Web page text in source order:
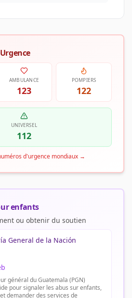
AMBULANCE
123
POMPIERS
122
UNIVERSEL
112
d'urgence mondiaux→
enfants
ou obtenir du soutien
General de la Nación
général du Guatemala (PGN)
pour signaler les abus sur enfants,
demander des services de